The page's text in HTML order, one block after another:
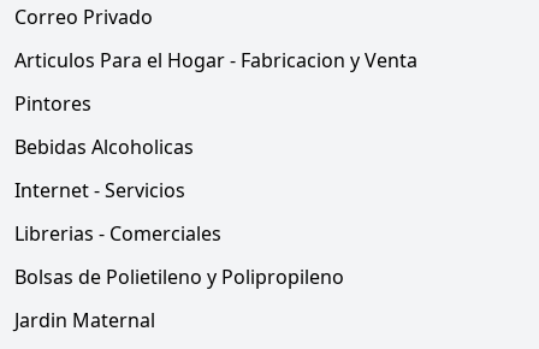
Correo Privado
Articulos Para el Hogar - Fabricacion y Venta
Pintores
Bebidas Alcoholicas
Internet - Servicios
Librerias - Comerciales
Bolsas de Polietileno y Polipropileno
Jardin Maternal